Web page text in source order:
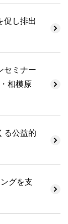
促し排出
セミナー
相模原
る公益的
グを支